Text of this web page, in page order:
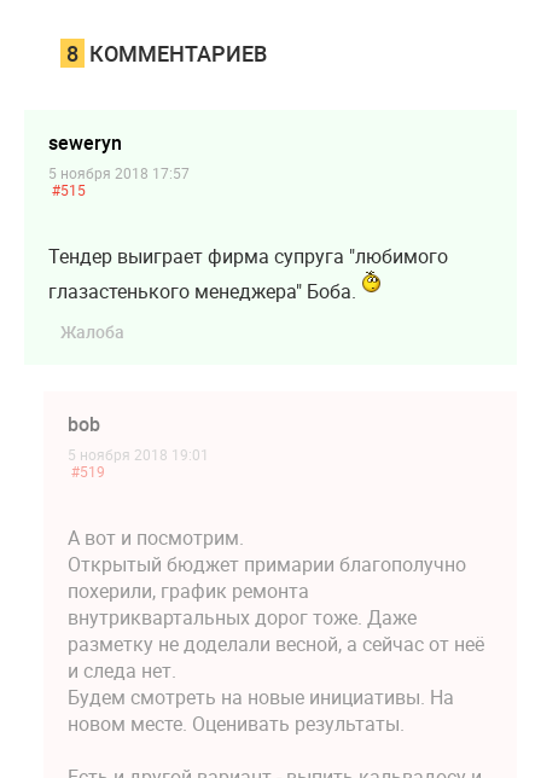
8 КОММЕНТАРИЕВ
seweryn
5 ноября 2018 17:57
#515
Тендер выиграет фирма супруга "любимого
глазастенького менеджера" Боба.
Жалоба
bob
5 ноября 2018 19:01
#519
А вот и посмотрим.
Открытый бюджет примарии благополучно
похерили, график ремонта
внутриквартальных дорог тоже. Даже
разметку не доделали весной, а сейчас от неё
и следа нет.
Будем смотреть на новые инициативы. На
новом месте. Оценивать результаты.